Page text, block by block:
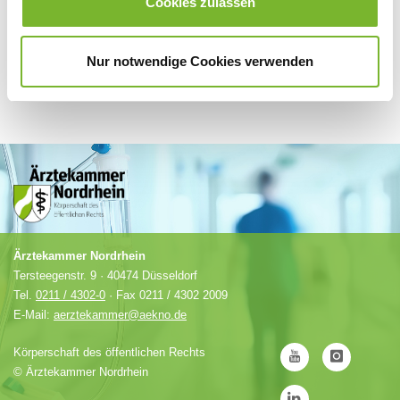
Nur notwendige Cookies verwenden
Ärztekammer Nordrhein
Tersteegenstr. 9 · 40474 Düsseldorf
Tel. 0211 / 4302-0 · Fax 0211 / 4302 2009
E-Mail: aerztekammer@aekno.de
Körperschaft des öffentlichen Rechts
© Ärztekammer Nordrhein